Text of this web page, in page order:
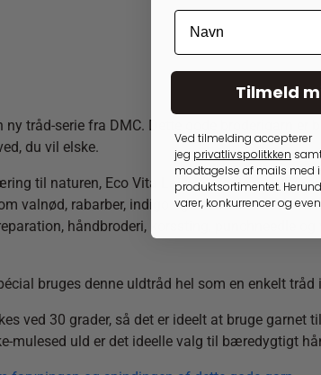
ny tråd-serie fra DMC. Dette gode broderigarn
du vil elske.
til naturen, Eco Vita Laine Organic er 100%
valnød, rabarber, indigo og enebær, til at
håndbroderi, korssting, punchneedle
bruges denne uldtråd hel som en enkelt
ved 30 grader, så det er ideelt at bruge
mulesed uld er det ideelle valg til bæredygtigt
Tilmeld
Ved tilmelding accepterer
jeg privatlivspolitkken
modtagelse af mails med
produktsortimentet.
varer, konkurrencer og